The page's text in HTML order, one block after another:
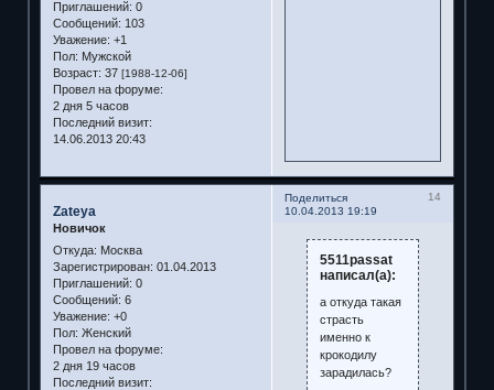
Приглашений: 0
Сообщений: 103
Уважение: +1
Пол: Мужской
Возраст: 37 [1988-12-06]
Провел на форуме:
2 дня 5 часов
Последний визит:
14.06.2013 20:43
Поделиться
14
10.04.2013 19:19
Zateya
Новичок
Откуда: Москва
Зарегистрирован: 01.04.2013
Приглашений: 0
Сообщений: 6
Уважение: +0
Пол: Женский
Провел на форуме:
2 дня 19 часов
Последний визит:
5511passat
написал(а):
а откуда такая
страсть
именно к
крокодилу
зарадилась?